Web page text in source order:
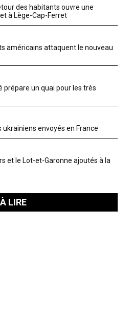
des habitants ouvre une
à Lège-Cap-Ferret
américains attaquent le nouveau
prépare un quai pour les très
ukrainiens envoyés en France
et le Lot-et-Garonne ajoutés à la
À LIRE